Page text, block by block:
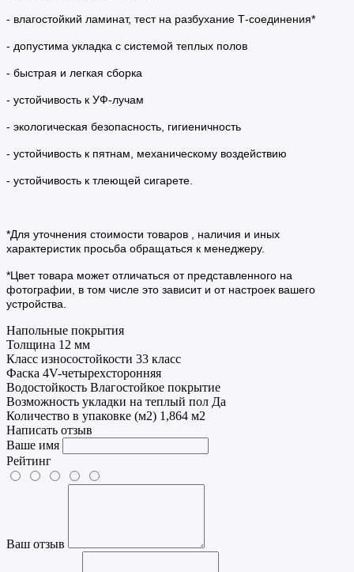
- влагостойкий ламинат, тест на разбухание Т-соединения*
- допустима укладка с системой теплых полов
- быстрая и легкая сборка
- устойчивость к УФ-лучам
- экологическая безопасность, гигиеничность
- устойчивость к пятнам, механическому воздействию
- устойчивость к тлеющей сигарете.
*Для уточнения стоимости товаров , наличия и иных
характеристик просьба обращаться к менеджеру.
*Цвет товара может отличаться от представленного на
фотографии, в том числе это зависит и от настроек вашего
устройства.
Напольные покрытия
Толщина 12 мм
Класс износостойкости 33 класс
Фаска 4V-четырехсторонняя
Водостойкость Влагостойкое покрытие
Возможность укладки на теплый пол Да
Количество в упаковке (м2) 1,864 м2
Написать отзыв
Ваше имя
Рейтинг
Ваш отзыв